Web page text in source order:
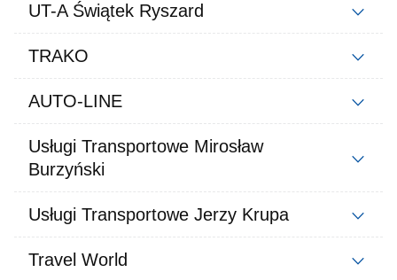
UT-A Świątek Ryszard
TRAKO
AUTO-LINE
Usługi Transportowe Mirosław
Burzyński
Usługi Transportowe Jerzy Krupa
Travel World